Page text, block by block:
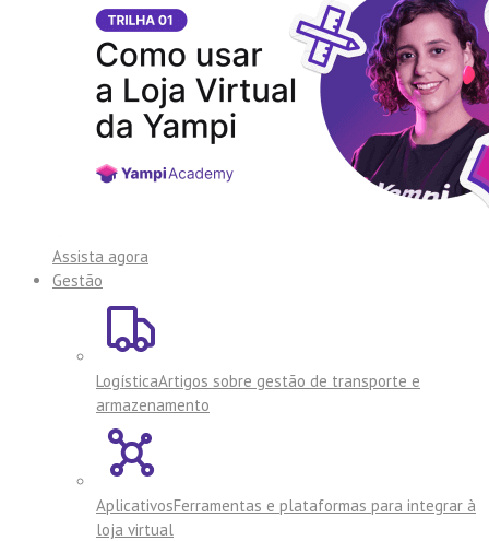
Assista agora
Gestão
LogísticaArtigos sobre gestão de transporte e
armazenamento
AplicativosFerramentas e plataformas para integrar à
loja virtual